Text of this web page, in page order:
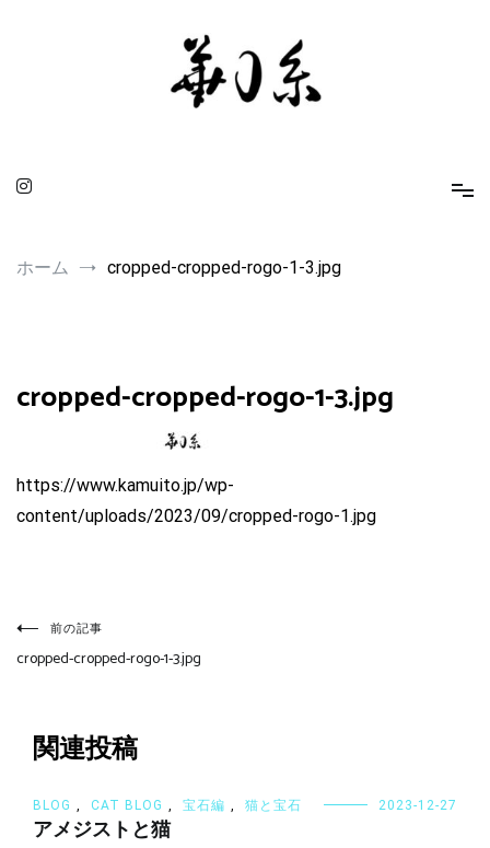
ホーム cropped-cropped-rogo-1-3.jpg
cropped-cropped-rogo-1-3.jpg
https://www.kamuito.jp/wp-
content/uploads/2023/09/cropped-rogo-1.jpg
投
稿
ナ
ゲ
ー
シ
ョ
ン
前の記事
cropped-cropped-rogo-1-3.jpg
関連投稿
BLOG CAT BLOG 宝石編 猫と宝石 2023-12-27
アメジストと猫